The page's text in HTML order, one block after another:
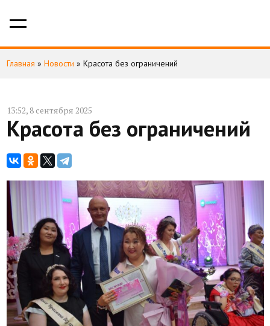
Главная » Новости » Красота без ограничений
13:52, 8 сентября 2025
Красота без ограничений